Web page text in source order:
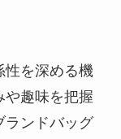
性を深める機
や趣味を把握
ランドバッグ